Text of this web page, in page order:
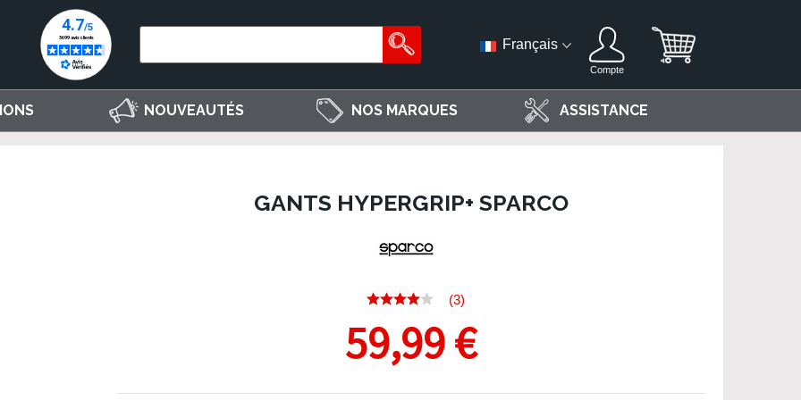
Français
Compte
NOUVEAUTÉS NOS MARQUES ASSISTANCE
GANTS HYPERGRIP+ SPARCO
(3)
59,99 €